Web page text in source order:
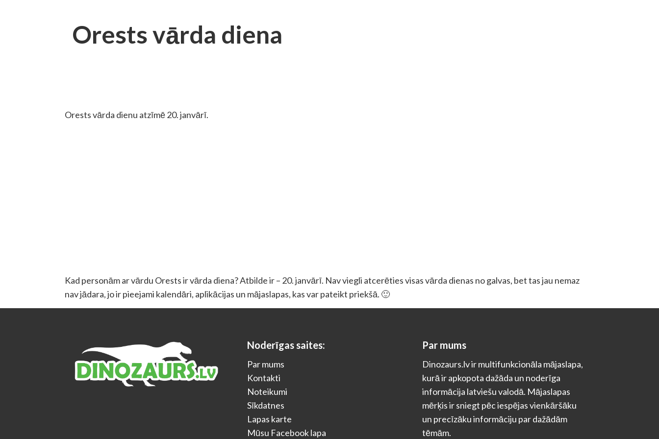
Orests vārda diena
Orests vārda dienu atzīmē 20. janvārī.
Kad personām ar vārdu Orests ir vārda diena? Atbilde ir – 20. janvārī. Nav viegli atcerēties visas vārda dienas no galvas, bet tas jau nemaz
nav jādara, jo ir pieejami kalendāri, aplikācijas un mājaslapas, kas var pateikt priekšā. 🙂
Noderīgas saites:
Par mums
Kontakti
Noteikumi
Sīkdatnes
Lapas karte
Mūsu Facebook lapa
Par mums
Dinozaurs.lv ir multifunkcionāla mājaslapa,
kurā ir apkopota dažāda un noderīga
informācija latviešu valodā. Mājaslapas
mērķis ir sniegt pēc iespējas vienkāršāku
un precīzāku informāciju par dažādām
tēmām.